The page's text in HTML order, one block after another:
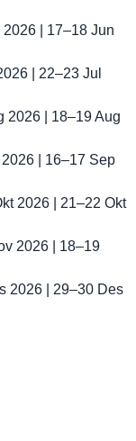
| 17–18 Jun
| 22–23 Jul
2026 | 18–19 Aug
| 16–17 Sep
2026 | 21–22 Okt
2026 | 18–19
2026 | 29–30 Des